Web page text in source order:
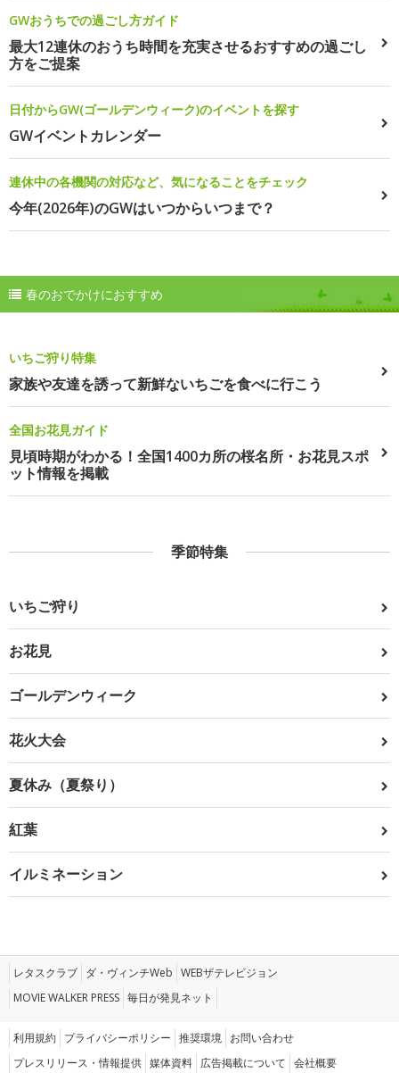
GWおうちでの過ごし方ガイド
最大12連休のおうち時間を充実させるおすすめの過ごし
方をご提案
日付からGW(ゴールデンウィーク)のイベントを探す
GWイベントカレンダー
連休中の各機関の対応など、気になることをチェック
今年(2026年)のGWはいつからいつまで？
春のおでかけにおすすめ
いちご狩り特集
家族や友達を誘って新鮮ないちごを食べに行こう
全国お花見ガイド
見頃時期がわかる！全国1400カ所の桜名所・お花見スポ
ット情報を掲載
季節特集
いちご狩り
お花見
ゴールデンウィーク
花火大会
夏休み（夏祭り）
紅葉
イルミネーション
レタスクラブ ダ・ヴィンチWeb WEBザテレビジョン
MOVIE WALKER PRESS 毎日が発見ネット
利用規約 プライバシーポリシー 推奨環境 お問い合わせ
プレスリリース・情報提供 媒体資料 広告掲載について 会社概要